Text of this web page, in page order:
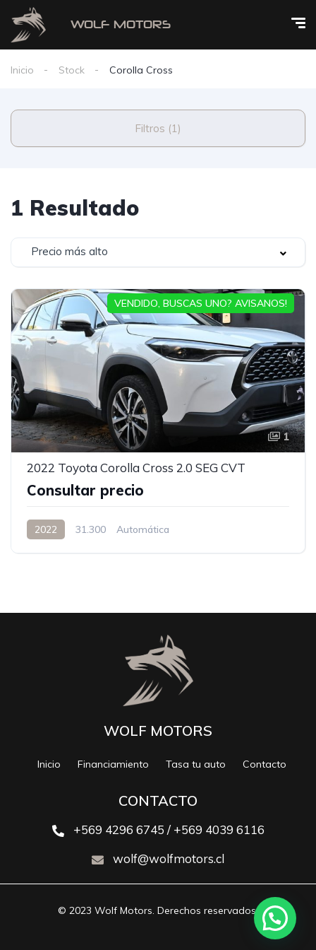
Inicio Stock Corolla Cross
Filtros (1)
1 Resultado
Precio más alto
1
2022 Toyota Corolla Cross 2.0 SEG CVT
Consultar precio
2022 31.300 Automática
VENDIDO, BUSCAS UNO? AVISANOS!
WOLF MOTORS
Inicio Financiamiento Tasa tu auto Contacto
CONTACTO
+569 4296 6745 / +569 4039 6116
wolf@wolfmotors.cl
© 2023 Wolf Motors. Derechos reservados.